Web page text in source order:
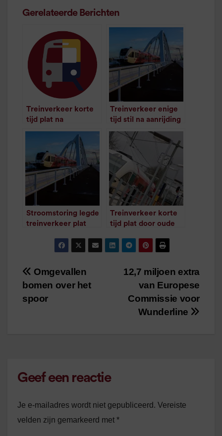
Gerelateerde Berichten
Treinverkeer korte
tijd plat na
stroomstoring
minuut leestijd
Treinverkeer enige
tijd stil na aanrijding
Leeuwarden
minuut leestijd
Stroomstoring legde
treinverkeer plat
Treinverkeer korte
tijd plat door oude
spoorbrug
/ 1minuut leestijd
Bericht
navigatie
12,7 miljoen extra
van Europese
Commissie voor
Wunderline
Omgevallen
bomen over het
spoor
Geef een reactie
Je e-mailadres wordt niet gepubliceerd. Vereiste
velden zijn gemarkeerd met *